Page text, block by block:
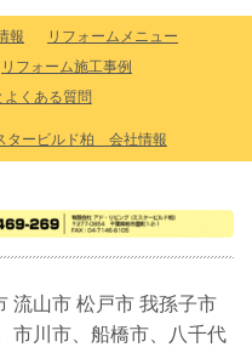
報
リフォームメニュー
リフォーム施工事例
くある質問
タービルド柏 会社情報
流山市 松戸市 我孫子市
市川市、船橋市、八千代